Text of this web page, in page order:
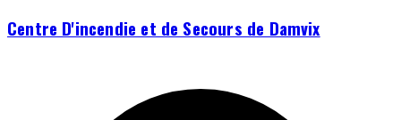
Centre D'incendie et de Secours de Damvix